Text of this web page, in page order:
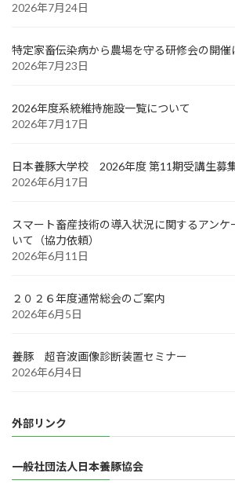
2026年7月24日
特定家畜伝染病から農場を守る研修会の開催
2026年7月23日
2026年度系統維持施設一覧について
2026年7月17日
日本養豚大学校 2026年度 第11期受講生募
2026年6月17日
スマート畜産技術の導入状況に関するアンケ
いて（協力依頼）
2026年6月11日
２０２６年度通常総会のご案内
2026年6月5日
養豚 超音波画像診断装置セミナー
2026年6月4日
外部リンク
一般社団法人日本養豚協会